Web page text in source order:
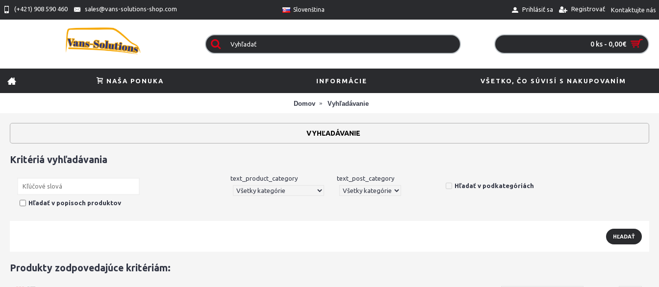
(+421) 908 590 460 sales@vans-solutions-shop.com Slovenština Prihlásiť sa Registrovať Kontaktujte nás
0 ks - 0,00€
NAŠA PONUKA INFORMÁCIE VŠETKO, ČO SÚVISÍ S NAKUPOVANÍM
Domov Vyhľadávanie
VYHĽADÁVANIE
Kritériá vyhľadávania
text_product_category
text_post_category
Hľadať v podkategóriách
Hľadať v popisoch produktov
Produkty zodpovedajúce kritériám: